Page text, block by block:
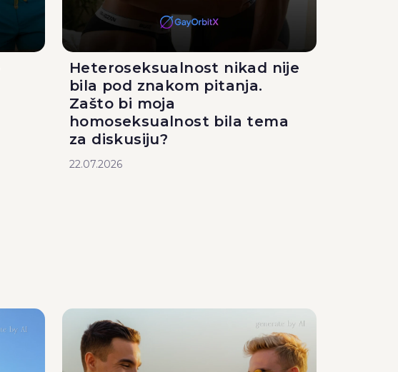
Heteroseksualnost nikad nije
bila pod znakom pitanja.
Zašto bi moja
homoseksualnost bila tema
za diskusiju?
22.07.2026